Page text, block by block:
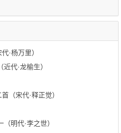
·杨万里）
代·龙榆生）
（宋代·释正觉）
明代·李之世）